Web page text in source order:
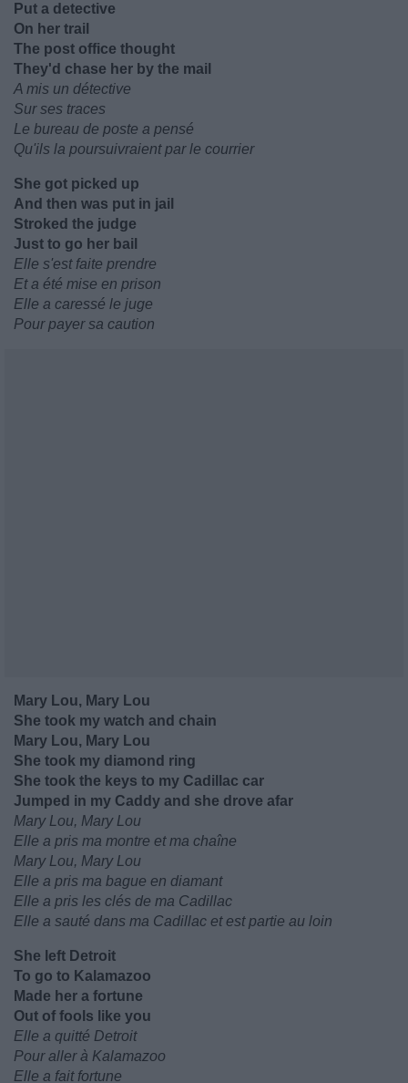
Put a detective
On her trail
The post office thought
They'd chase her by the mail
A mis un détective
Sur ses traces
Le bureau de poste a pensé
Qu'ils la poursuivraient par le courrier
She got picked up
And then was put in jail
Stroked the judge
Just to go her bail
Elle s'est faite prendre
Et a été mise en prison
Elle a caressé le juge
Pour payer sa caution
Mary Lou, Mary Lou
She took my watch and chain
Mary Lou, Mary Lou
She took my diamond ring
She took the keys to my Cadillac car
Jumped in my Caddy and she drove afar
Mary Lou, Mary Lou
Elle a pris ma montre et ma chaîne
Mary Lou, Mary Lou
Elle a pris ma bague en diamant
Elle a pris les clés de ma Cadillac
Elle a sauté dans ma Cadillac et est partie au loin
She left Detroit
To go to Kalamazoo
Made her a fortune
Out of fools like you
Elle a quitté Detroit
Pour aller à Kalamazoo
Elle a fait fortune